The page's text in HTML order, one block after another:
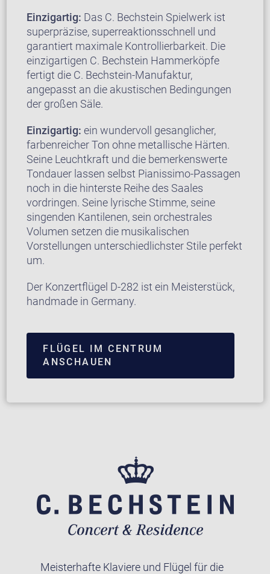
Einzigartig: Das C. Bechstein Spielwerk ist
superpräzise, superreaktionsschnell und
garantiert maximale Kontrollierbarkeit. Die
einzigartigen C. Bechstein Hammerköpfe
fertigt die C. Bechstein-Manufaktur,
angepasst an die akustischen Bedingungen
der großen Säle.
Einzigartig: ein wundervoll gesanglicher,
farbenreicher Ton ohne metallische Härten.
Seine Leuchtkraft und die bemerkenswerte
Tondauer lassen selbst Pianissimo-Passagen
noch in die hinterste Reihe des Saales
vordringen. Seine lyrische Stimme, seine
singenden Kantilenen, sein orchestrales
Volumen setzen die musikalischen
Vorstellungen unterschiedlichster Stile perfekt
um.
Der Konzertflügel D-282 ist ein Meisterstück,
handmade in Germany.
FLÜGEL IM CENTRUM
ANSCHAUEN
Meisterhafte Klaviere und Flügel für die